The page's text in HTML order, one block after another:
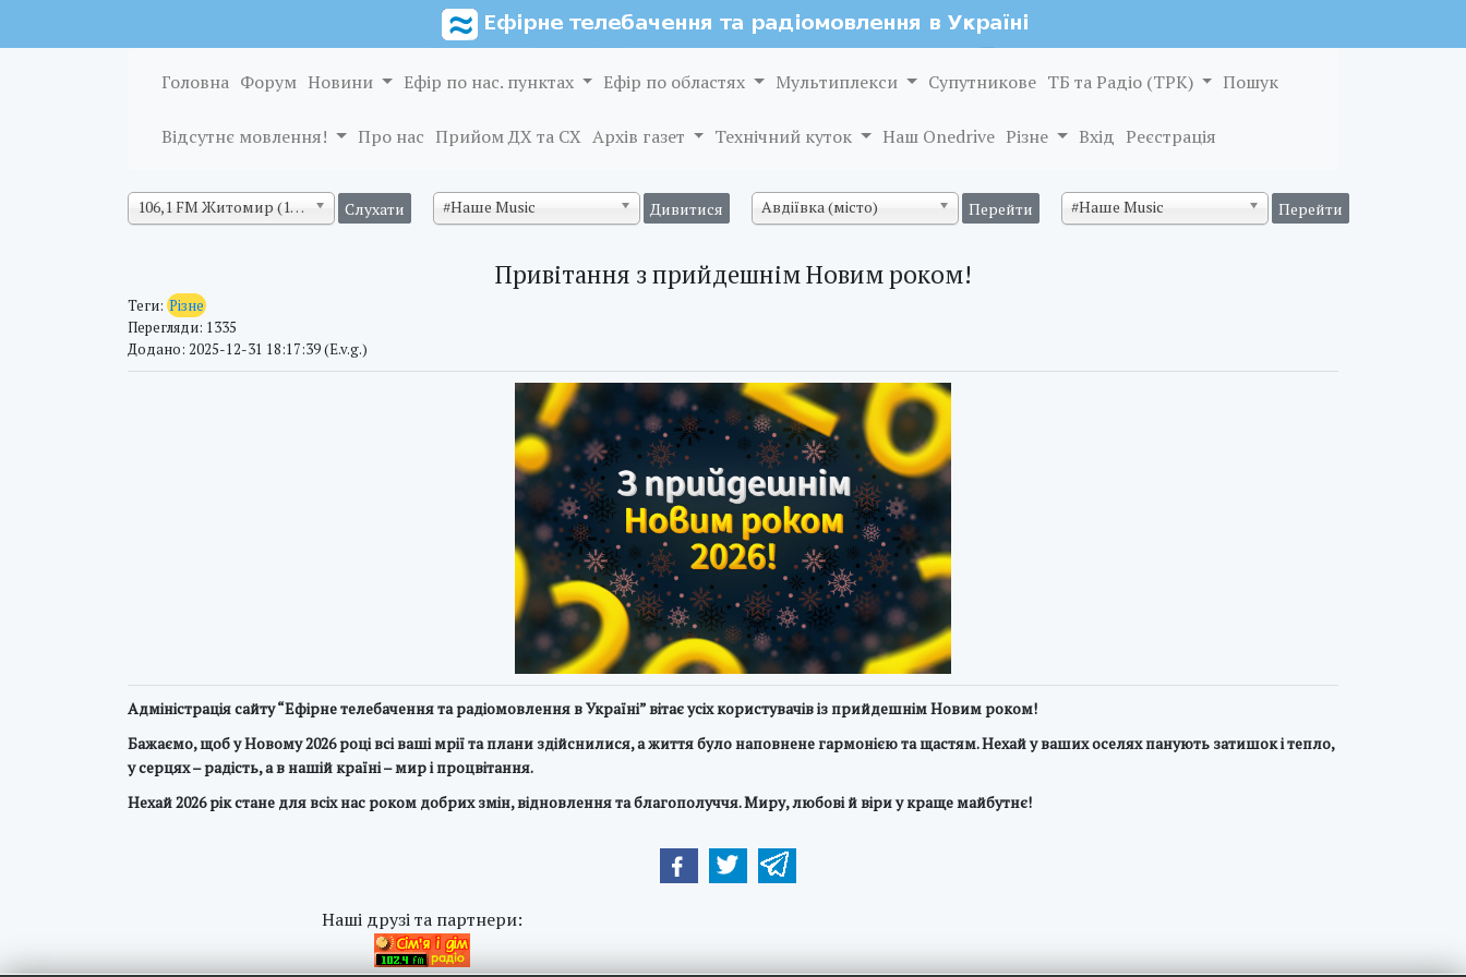
Головна Форум Новини Ефір по нас. пунктах Ефір по областях Мультиплекси Супутникове ТБ та Радіо (ТРК) Пошук
Відсутнє мовлення! Про нас Прийом ДХ та СХ Архів газет Технічний куток Наш Onedrive Різне Вхід Реєстрація
106,1 FM Житомир (128 кб/с) #Наше Music Авдіївка (місто) #Наше Music
Привітання з прийдешнім Новим роком!
Теги: Різне
Перегляди: 1335
Додано: 2025-12-31 18:17:39 (E.v.g.)
Адміністрація сайту “Ефірне телебачення та радіомовлення в Україні” вітає усіх користувачів із прийдешнім Новим роком!
Бажаємо, щоб у Новому 2026 році всі ваші мрії та плани здійснилися, а життя було наповнене гармонією та щастям. Нехай у ваших оселях панують затишок і тепло,
у серцях – радість, а в нашій країні – мир і процвітання.
Нехай 2026 рік стане для всіх нас роком добрих змін, відновлення та благополуччя. Миру, любові й віри у краще майбутнє!
Наші друзі та партнери: